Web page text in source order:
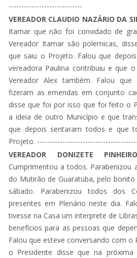
-----------------------------
VEREADOR CLAUDIO NAZÁRIO DA
Itamar que não foi convidado de
Vereador Itamar são polemicas,
que saiu o Projeto. Falou que
vereadora Paulina contribuiu e que
Vereador Alex também. Falou
fizeram as emendas em conjunto
disse que foi por isso que foi feito o
a ideia de outro Município e que
que depois sentaram todos e que
Projeto.
VEREADOR DONIZETE
Cumprimentou a todos. Parabenizou
do Mutirão de Guaratuba, pelo
sábado. Parabenizou todos dos
presentes em Plenário neste dia.
tivesse na Casa um interprete de
benefícios para as pessoas que
Falou que esteve conversando com o
o Presidente disse que na